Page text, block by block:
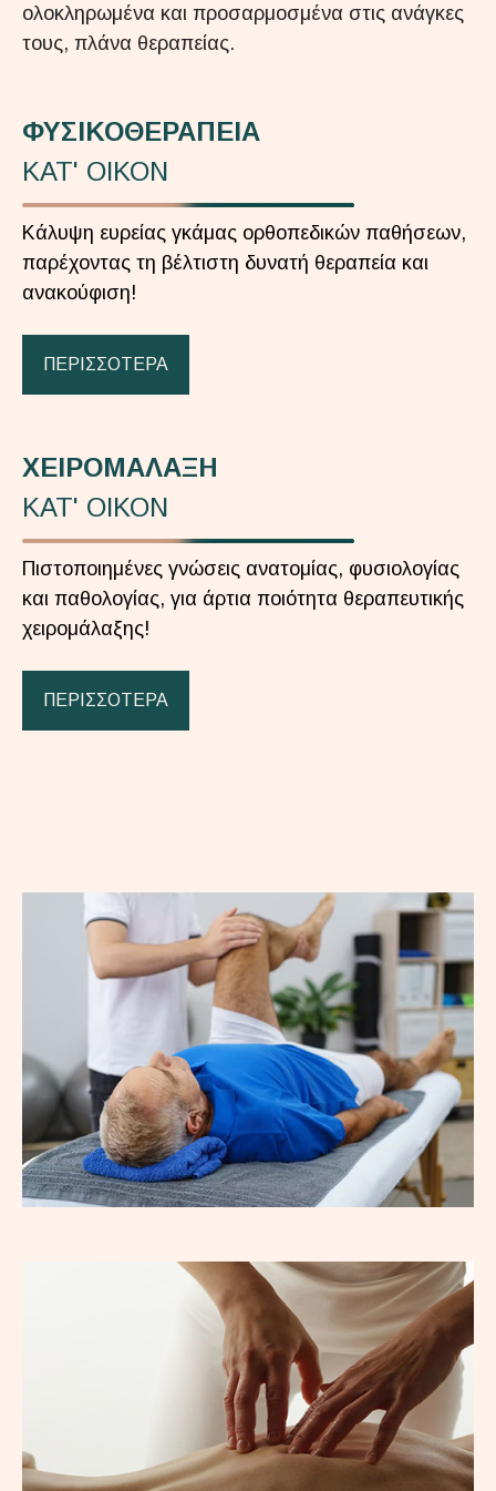
ολοκληρωμένα και προσαρμοσμένα στις ανάγκες
τους, πλάνα θεραπείας.
ΦΥΣΙΚΟΘΕΡΑΠΕΙΑ
ΚΑΤ' ΟΙΚΟΝ
Κάλυψη ευρείας γκάμας ορθοπεδικών παθήσεων,
παρέχοντας τη βέλτιστη δυνατή θεραπεία και
ανακούφιση!
ΠΕΡΙΣΣΟΤΕΡΑ
ΧΕΙΡΟΜΑΛΑΞΗ
ΚΑΤ' ΟΙΚΟΝ
Πιστοποιημένες γνώσεις ανατομίας, φυσιολογίας
και παθολογίας, για άρτια ποιότητα θεραπευτικής
χειρομάλαξης!
ΠΕΡΙΣΣΟΤΕΡΑ